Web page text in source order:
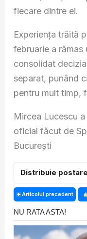
fiecare dintre ei.
Experiența trăită
februarie a
consolidat
separat, punând
pentru mult timp,
Mircea Lucescu
oficial făcut de
București
Distribuie
Articolul precedent